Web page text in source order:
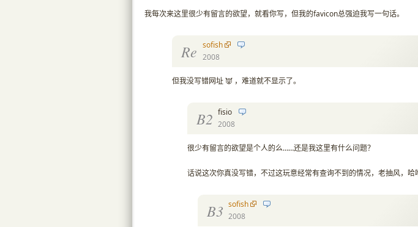
我每次来这里很少有留言的欲望，就看你写，但我的favicon总强迫我写一句话。
Re sofish
2008
但我没写错网址 👿 ，难道就不显示了。
B2 fisio
2008
很少有留言的欲望是个人的么……还是我这里有什么问题？
话说这次你真没写错，不过这玩意经常有查询不到的情况，老抽风，哈
B3 sofish
2008